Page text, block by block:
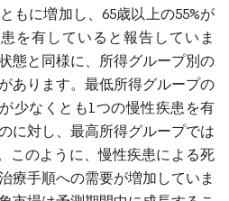
もに増加し、65歳以上の55%が
を有していると報告していま
態と同様に、所得グループ別の
あります。最低所得グループの
少なくとも1つの慢性疾患を有
に対し、最高所得グループでは
このように、慢性疾患による死
療手順への需要が増加していま